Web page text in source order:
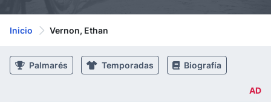
Inicio Vernon, Ethan
Palmarés Temporadas Biografía
AD